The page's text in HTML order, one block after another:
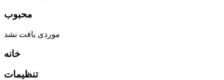
محبوب
موردی یافت نشد
خانه
تنظیمات